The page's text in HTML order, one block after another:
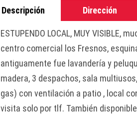
Descripción Dirección
ESTUPENDO LOCAL, MUY
centro comercial los Fresnos,
antiguamente fue lavandería y
madera, 3 despachos, sala
gas) con ventilación a patio , local
visita solo por tlf. También